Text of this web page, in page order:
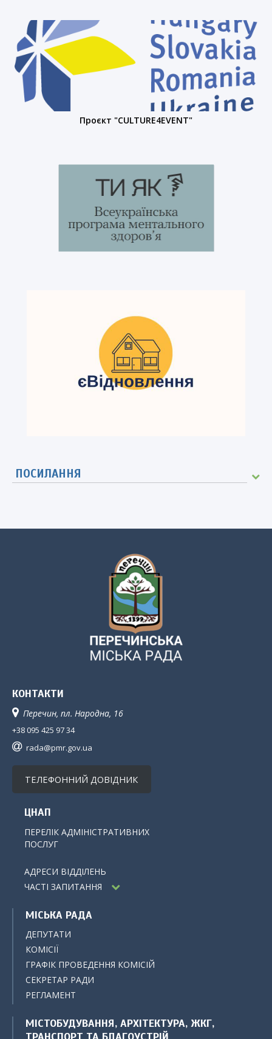
Проєкт "CULTURE4EVENT"
ПОСИЛАННЯ
КОНТАКТИ
Перечин, пл. Народна, 16
+38 095 425 97 34
rada@pmr.gov.ua
ТЕЛЕФОННИЙ ДОВІДНИК
ЦНАП
ПЕРЕЛІК АДМІНІСТРАТИВНИХ
ПОСЛУГ
АДРЕСИ ВІДДІЛЕНЬ
ЧАСТІ ЗАПИТАННЯ
МІСЬКА РАДА
ДЕПУТАТИ
КОМІСІЇ
ГРАФІК ПРОВЕДЕННЯ КОМІСІЙ
СЕКРЕТАР РАДИ
РЕГЛАМЕНТ
МІСТОБУДУВАННЯ, АРХІТЕКТУРА, ЖКГ,